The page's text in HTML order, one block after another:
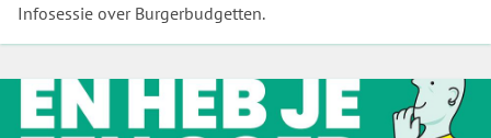
Infosessie over Burgerbudgetten.